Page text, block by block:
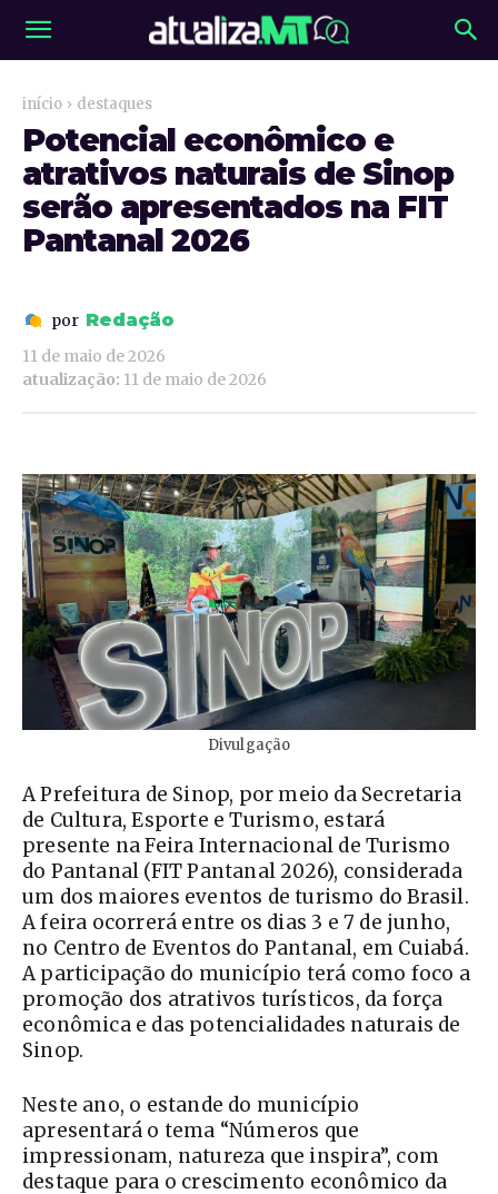
início destaques
Potencial econômico e
atrativos naturais de Sinop
serão apresentados na FIT
Pantanal 2026
por Redação
11 de maio de 2026
atualização: 11 de maio de 2026
Divulgação
A Prefeitura de Sinop, por meio da Secretaria
de Cultura, Esporte e Turismo, estará
presente na Feira Internacional de Turismo
do Pantanal (FIT Pantanal 2026), considerada
um dos maiores eventos de turismo do Brasil.
A feira ocorrerá entre os dias 3 e 7 de junho,
no Centro de Eventos do Pantanal, em Cuiabá.
A participação do município terá como foco a
promoção dos atrativos turísticos, da força
econômica e das potencialidades naturais de
Sinop.
Neste ano, o estande do município
apresentará o tema “Números que
impressionam, natureza que inspira”, com
destaque para o crescimento econômico da